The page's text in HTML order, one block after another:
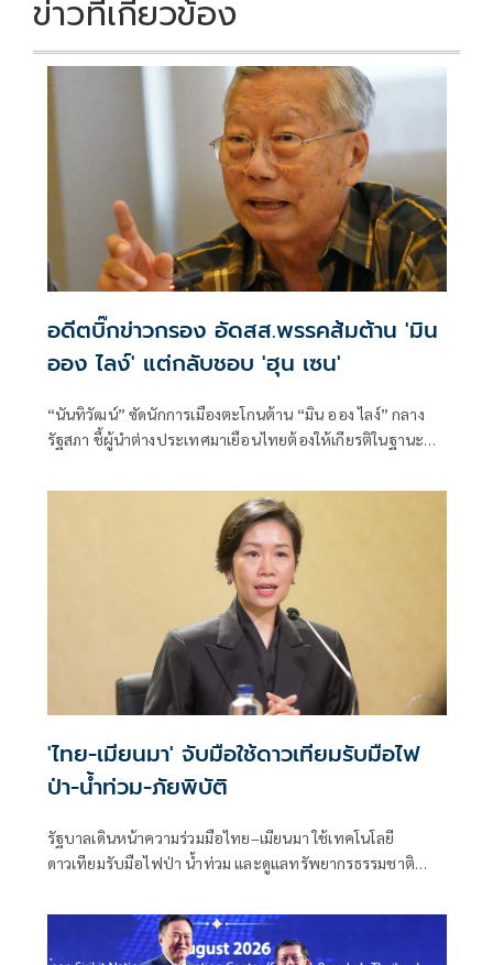
ข่าวที่เกี่ยวข้อง
อดีตบิ๊กข่าวกรอง อัดสส.พรรคส้มต้าน 'มิน
ออง ไลง์' แต่กลับชอบ 'ฮุน เซน'
“นันทิวัฒน์” ซัดนักการเมืองตะโกนต้าน “มิน ออง ไลง์” กลาง
รัฐสภา ชี้ผู้นำต่างประเทศมาเยือนไทยต้องให้เกียรติในฐานะ
เมียนมาตามตะวันตก แต่กลับเสนอเปิดด่านเป็นเพื่อนบ้านที่ดี
'ไทย-เมียนมา' จับมือใช้ดาวเทียมรับมือไฟ
ป่า-น้ำท่วม-ภัยพิบัติ
รัฐบาลเดินหน้าความร่วมมือไทย–เมียนมา ใช้เทคโนโลยี
ดาวเทียมรับมือไฟป่า น้ำท่วม และดูแลทรัพยากรธรรมชาติ